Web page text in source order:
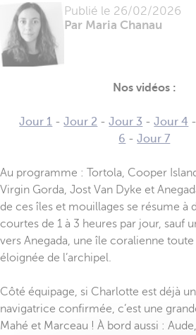
Publié le 26/02/2026
Par Maria Chanau
Nos vidéos :
Jour 1 -Jour 2 -Jour 3 -Jour 4
6 -Jour 7
Au programme : Tortola, Cooper
Virgin Gorda, Jost Van Dyke et
de ces îles et mouillages se résume à
courtes de 1 à 3 heures par jour, sauf
vers Anegada, une île coralienne
éloignée de l’archipel.
Côté équipage, si Charlotte est déjà
navigatrice confirmée, c’est une
Mahé et Marceau ! À bord aussi :